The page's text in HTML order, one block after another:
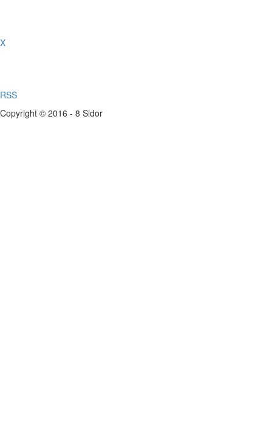
X
RSS
Copyright © 2016 - 8 Sidor